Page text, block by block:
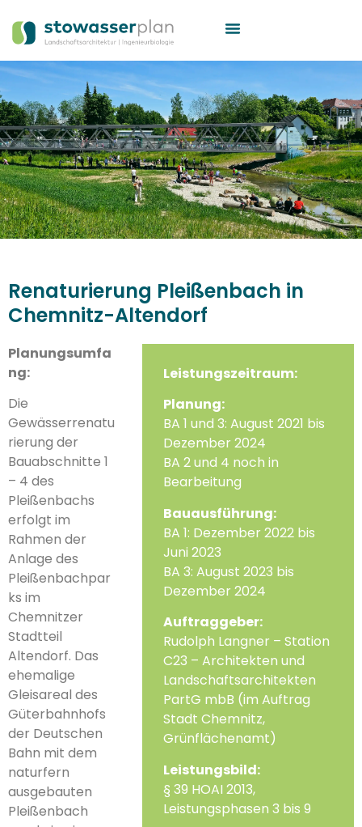
Renaturierung Pleißenbach in
Chemnitz-Altendorf
Planungsumfa
ng:
Die
Gewässerrenatu
rierung der
Bauabschnitte 1
– 4 des
Pleißenbachs
erfolgt im
Rahmen der
Anlage des
Pleißenbachpar
ks im
Chemnitzer
Stadtteil
Altendorf. Das
ehemalige
Gleisareal des
Güterbahnhofs
der Deutschen
Bahn mit dem
naturfern
ausgebauten
Pleißenbach
Leistungszeitraum:
Planung:
BA 1 und 3: August 2021 bis
Dezember 2024
BA 2 und 4 noch in
Bearbeitung
Bauausführung:
BA 1: Dezember 2022 bis
Juni 2023
BA 3: August 2023 bis
Dezember 2024
Auftraggeber:
Rudolph Langner – Station
C23 – Architekten und
Landschaftsarchitekten
PartG mbB (im Auftrag
Stadt Chemnitz,
Grünflächenamt)
Leistungsbild:
§ 39 HOAI 2013,
Leistungsphasen 3 bis 9